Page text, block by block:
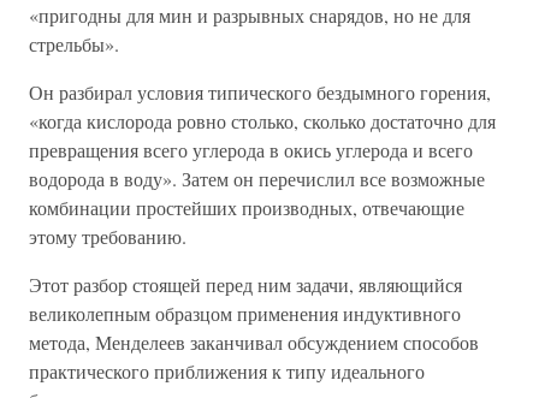
«пригодны для мин и разрывных снарядов, но не для
стрельбы».
Он разбирал условия типического бездымного горения,
«когда кислорода ровно столько, сколько достаточно для
превращения всего углерода в окись углерода и всего
водорода в воду». Затем он перечислил все возможные
комбинации простейших производных, отвечающие
этому требованию.
Этот разбор стоящей перед ним задачи, являющийся
великолепным образцом применения индуктивного
метода, Менделеев заканчивал обсуждением способов
практического приближения к типу идеального